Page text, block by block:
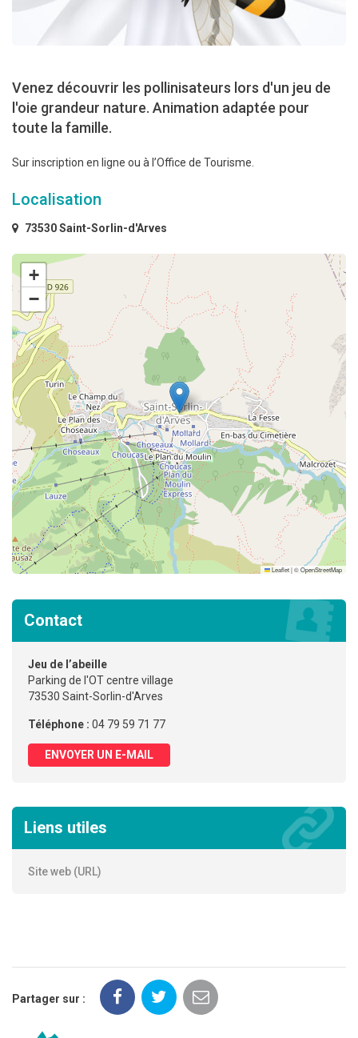
Venez découvrir les pollinisateurs lors d'un jeu de
l'oie grandeur nature. Animation adaptée pour
toute la famille.
Sur inscription en ligne ou à l’Office de Tourisme.
Localisation
73530 Saint-Sorlin-d'Arves
+
−
Leaflet|©OpenStreetMap
Contact
Jeu de l’abeille
Parking de l'OT centre village
73530 Saint-Sorlin-d'Arves
Téléphone : 04 79 59 71 77
ENVOYER UN E-MAIL
Liens utiles
Site web (URL)
Partager sur :